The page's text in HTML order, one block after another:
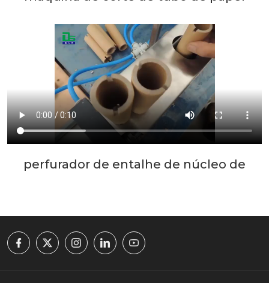
perfurador de entalhe de núcleo de